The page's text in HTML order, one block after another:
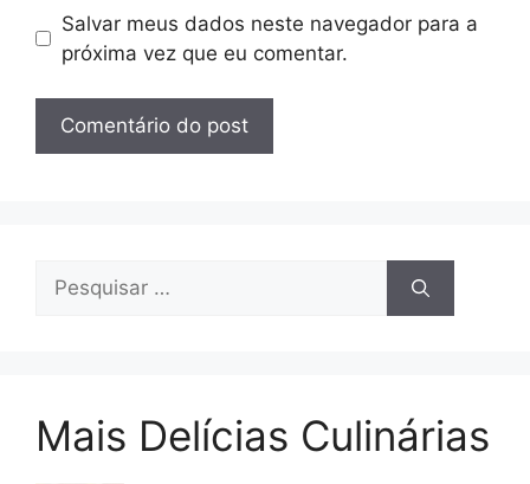
Salvar meus dados neste navegador para a
próxima vez que eu comentar.
Pesquisar
Mais Delícias Culinárias